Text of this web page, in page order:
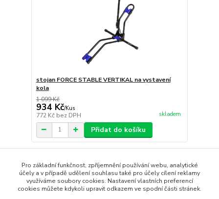
stojan FORCE STABLE VERTIKAL na vystavení
kola
1 099 Kč
934 Kč/Kus
772 Kč bez DPH skladem
Přidat do košíku
strana
Pro základní funkčnost, zpříjemnění používání webu, analytické
účely a v případě udělení souhlasu také pro účely cílení reklamy
využíváme soubory cookies. Nastavení vlastních preferencí
cookies můžete kdykoli upravit odkazem ve spodní části stránek.